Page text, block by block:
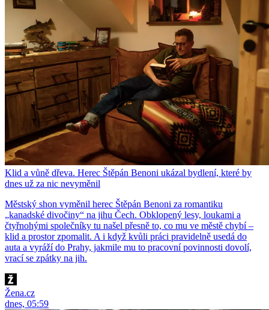
Klid a vůně dřeva. Herec Štěpán Benoni ukázal bydlení, které by
dnes už za nic nevyměnil
Městský shon vyměnil herec Štěpán Benoni za romantiku
„kanadské divočiny“ na jihu Čech. Obklopený lesy, loukami a
čtyřnohými společníky tu našel přesně to, co mu ve městě chybí –
klid a prostor zpomalit. A i když kvůli práci pravidelně usedá do
auta a vyráží do Prahy, jakmile mu to pracovní povinnosti dovolí,
vrací se zpátky na jih.
Žena.cz
dnes, 05:59